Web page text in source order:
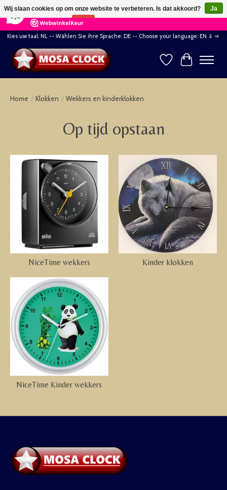
164 Reviews ×
Kies uw taal: NL -- Wählen Sie ihre Sprache: DE -- Choose your language: EN ⇓ ⇒
Verlanglijst
Home / Klokken / Wekkers en kinderklokken
Op tijd opstaan
NiceTime wekkers Kinder klokken
NiceTime Kinder wekkers
Wij slaan cookies op om onze website te verbeteren. Is dat akkoord?
Ja
Nee